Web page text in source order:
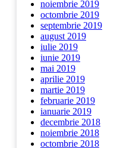
noiembrie 2019
octombrie 2019
septembrie 2019
august 2019
iulie 2019
iunie 2019
mai 2019
aprilie 2019
martie 2019
februarie 2019
ianuarie 2019
decembrie 2018
noiembrie 2018
octombrie 2018